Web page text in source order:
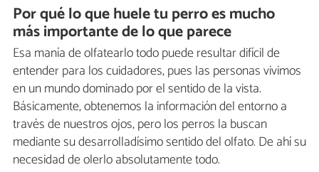
Por qué lo que huele tu perro es mucho
más importante de lo que parece
Esa manía de olfatearlo todo puede resultar difícil de
entender para los cuidadores, pues las personas vivimos
en un mundo dominado por el sentido de la vista.
Básicamente, obtenemos la información del entorno a
través de nuestros ojos, pero los perros la buscan
mediante su desarrolladísimo sentido del olfato. De ahí su
necesidad de olerlo absolutamente todo.